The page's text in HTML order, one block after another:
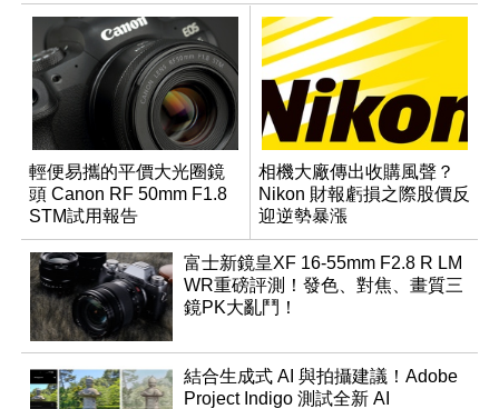
輕便易攜的平價大光圈鏡
頭 Canon RF 50mm F1.8
STM試用報告
相機大廠傳出收購風聲？
Nikon 財報虧損之際股價反
迎逆勢暴漲
富士新鏡皇XF 16-55mm F2.8 R LM
WR重磅評測！發色、對焦、畫質三
鏡PK大亂鬥！
結合生成式 AI 與拍攝建議！Adobe
Project Indigo 測試全新 AI